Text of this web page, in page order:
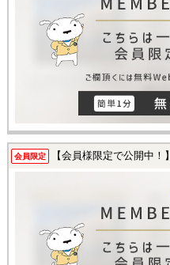
会員限定 【会員様限定で公開中！】